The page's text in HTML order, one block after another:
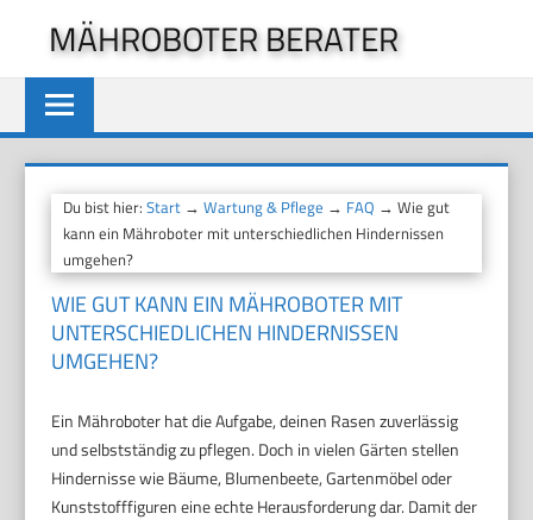
springen
MÄHROBOTER BERATER
Du bist hier:Start →Wartung & Pflege → FAQ → Wie gut
kann ein Mähroboter mit unterschiedlichen Hindernissen
umgehen?
WIE GUT KANN EIN MÄHROBOTER MIT
UNTERSCHIEDLICHEN HINDERNISSEN
UMGEHEN?
Ein Mähroboter hat die Aufgabe, deinen Rasen zuverlässig
und selbstständig zu pflegen. Doch in vielen Gärten stellen
Hindernisse wie Bäume, Blumenbeete, Gartenmöbel oder
Kunststofffiguren eine echte Herausforderung dar. Damit der